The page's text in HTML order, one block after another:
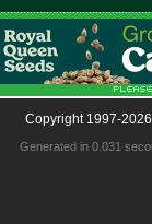
Copyright 1997-
Generated in 0.031